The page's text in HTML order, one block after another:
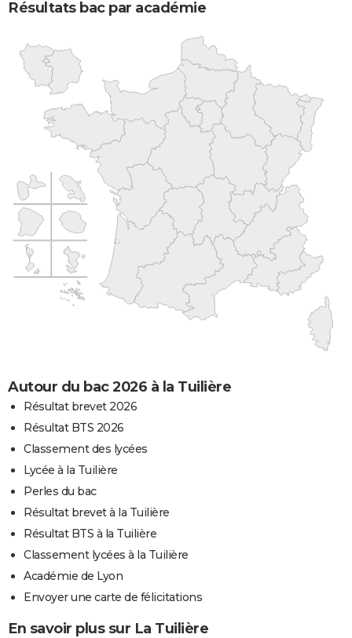
Résultats bac par académie
Autour du bac 2026 à la Tuilière
Résultat brevet 2026
Résultat BTS 2026
Classement des lycées
Lycée à la Tuilière
Perles du bac
Résultat brevet à la Tuilière
Résultat BTS à la Tuilière
Classement lycées à la Tuilière
Académie de Lyon
Envoyer une carte de félicitations
En savoir plus sur La Tuilière